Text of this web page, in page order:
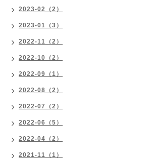
2023-02（2）
2023-01（3）
2022-11（2）
2022-10（2）
2022-09（1）
2022-08（2）
2022-07（2）
2022-06（5）
2022-04（2）
2021-11（1）